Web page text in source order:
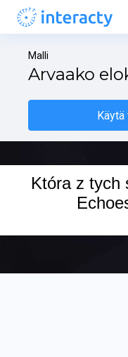
Malli
Arvaako
Käytä